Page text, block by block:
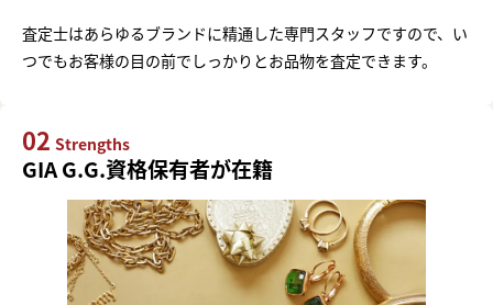
査定士はあらゆるブランドに精通した専門スタッフですので、い
つでもお客様の目の前でしっかりとお品物を査定できます。
02 Strengths
GIA G.G.資格保有者が在籍